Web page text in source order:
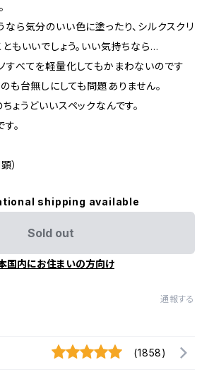
ら気分のいい色に塗ったり、シルクスクリ
もいいでしょう。いい気持ちなら…
すべてを軽量化してもかまわないのです
も台無しにしても問題ありません。
ょうどいいスペックなんです。
。
）
shipping available
Sold out
国内にお住まいの方向け
通報する
(1858)